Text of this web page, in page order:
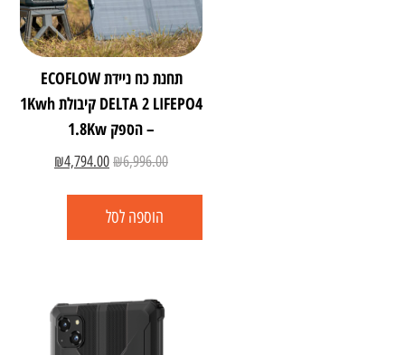
תחנת כח ניידת ECOFLOW
DELTA 2 LIFEPO4 קיבולת 1Kwh
– הספק 1.8Kw
₪6,996.00
₪4,794.00
הוספה לסל